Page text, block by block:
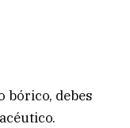
bórico, debes